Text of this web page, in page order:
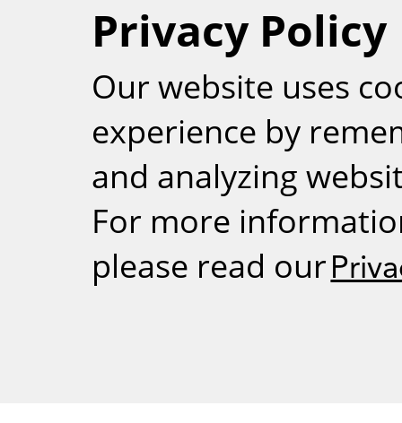
RSS
Privacy Policy
Our website uses
experience by
and analyzing
For more
please read our